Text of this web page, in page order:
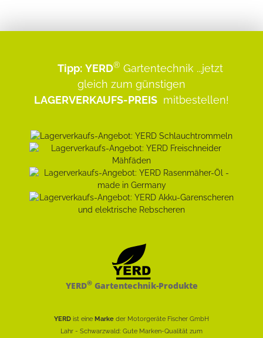
Tipp: YERD® Gartentechnik ...jetzt
gleich zum günstigen
LAGERVERKAUFS-PREIS mitbestellen!
YERD®Gartentechnik-Produkte
YERD ist eine Marke der Motorgeräte Fischer GmbH
Lahr - Schwarzwald: Gute Marken-Qualität zum